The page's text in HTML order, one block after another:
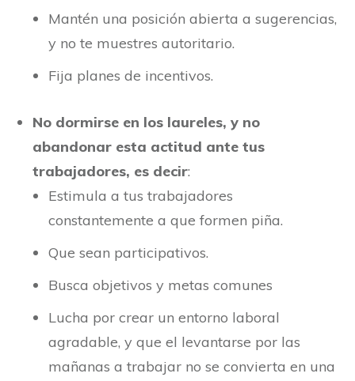
Mantén una posición abierta a sugerencias,
y no te muestres autoritario.
Fija planes de incentivos.
No dormirse en los laureles, y no
abandonar esta actitud ante tus
trabajadores, es decir:
Estimula a tus trabajadores
constantemente a que formen piña.
Que sean participativos.
Busca objetivos y metas comunes
Lucha por crear un entorno laboral
agradable, y que el levantarse por las
mañanas a trabajar no se convierta en una